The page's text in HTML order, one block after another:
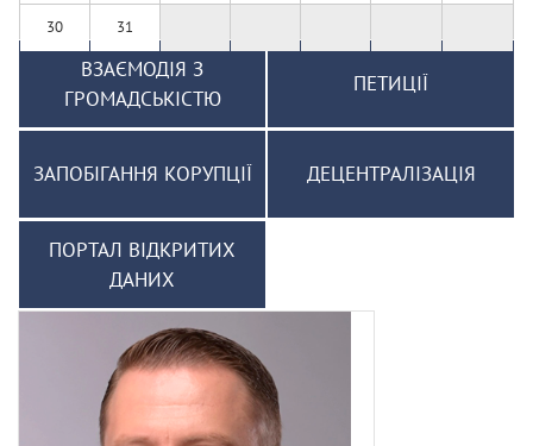
30 31
ВЗАЄМОДІЯ З
ГРОМАДСЬКІСТЮ
ПЕТИЦІЇ
ЗАПОБІГАННЯ КОРУПЦІЇ ДЕЦЕНТРАЛІЗАЦІЯ
ПОРТАЛ ВІДКРИТИХ
ДАНИХ